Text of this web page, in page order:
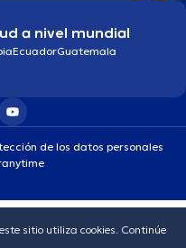
a nivel mundial
EcuadorGuatemala
de los datos personales
sitio utiliza cookies. Continúe